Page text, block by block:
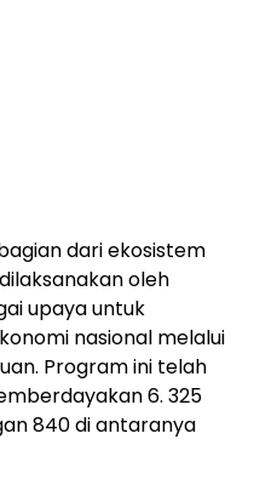
dari ekosistem
oleh
upaya untuk
nasional melalui
Program ini telah
6. 325
840 di antaranya